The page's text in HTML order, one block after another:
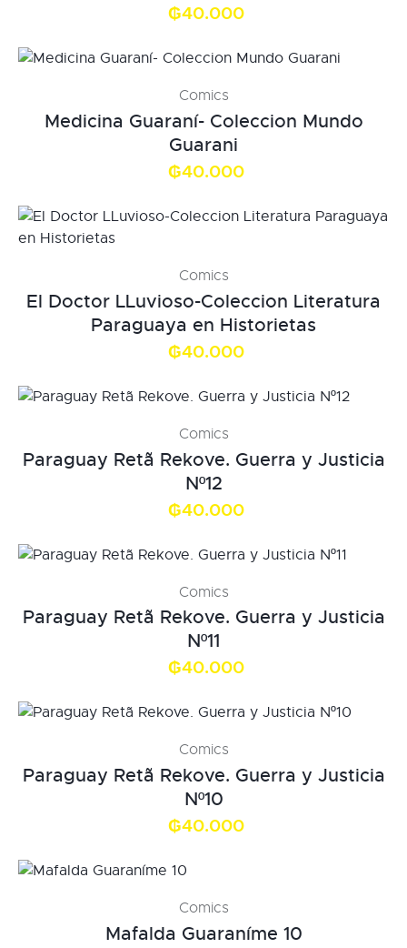
₲40.000
Comics
Medicina Guaraní- Coleccion Mundo
Guarani
₲40.000
Comics
El Doctor LLuvioso-Coleccion Literatura
Paraguaya en Historietas
₲40.000
Comics
Paraguay Retã Rekove. Guerra y Justicia
Nº12
₲40.000
Comics
Paraguay Retã Rekove. Guerra y Justicia
Nº11
₲40.000
Comics
Paraguay Retã Rekove. Guerra y Justicia
Nº10
₲40.000
Comics
Mafalda Guaraníme 10